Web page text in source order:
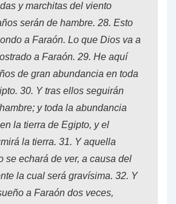
y marchitas del viento
serán de hambre. 28. Esto
a Faraón. Lo que Dios va a
a Faraón. 29. He aquí
de gran abundancia en toda
30. Y tras ellos seguirán
y toda la abundancia
la tierra de Egipto, y el
la tierra. 31. Y aquella
se echará de ver, a causa del
la cual será gravísima. 32. Y
a Faraón dos veces,